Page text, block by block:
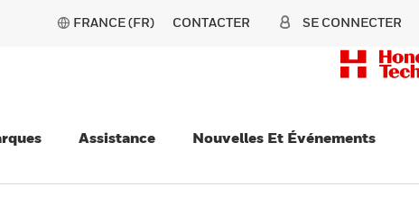
FRANCE (FR) CONTACTER SE CONNECTER
Assistance Nouvelles Et Événements